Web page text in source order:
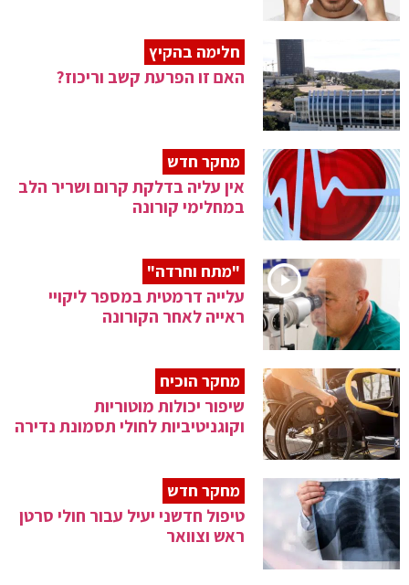
חלימה בהקיץ
האם זו הפרעת קשב וריכוז?
מחקר חדש
אין עליה בדלקת קרום ושריר הלב
במחלימי קורונה
"מתח וחרדה"
עלייה דרמטית במספר ליקויי
ראייה לאחר הקורונה
מחקר הוכיח
שיפור יכולות מוטוריות
וקוגניטיביות לחולי תסמונת נדירה
מחקר חדש
טיפול חדשני יעיל עבור חולי סרטן
ראש וצוואר